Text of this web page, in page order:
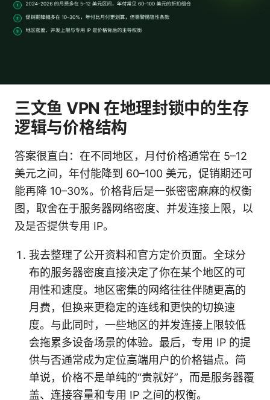
三文鱼 VPN 在地理封锁中的生存
逻辑与价格结构
答案很直白：在不同地区，月付价格通常在 5–12
美元之间，年付能降到 60–100 美元，促销期还可
能再降 10–30%。价格背后是一张密密麻麻的权衡
图，取舍在于服务器网络密度、并发连接上限，以
及是否提供专用 IP。
我去整理了公开资料和官方定价页面。全球分
布的服务器密度直接决定了你在某个地区的可
用性和速度。地区密集的网络往往伴随更高的
月费，但换来更稳定的连线和更快的切换速
度。与此同时，一些地区的并发连接上限较低
会拖累多设备场景的体验。最后，专用 IP 的提
供与否通常成为定位高端用户的价格锚点。简
单说，价格不是单纯的“贵就好”，而是服务器覆
盖、连接容量和专用 IP 之间的权衡。